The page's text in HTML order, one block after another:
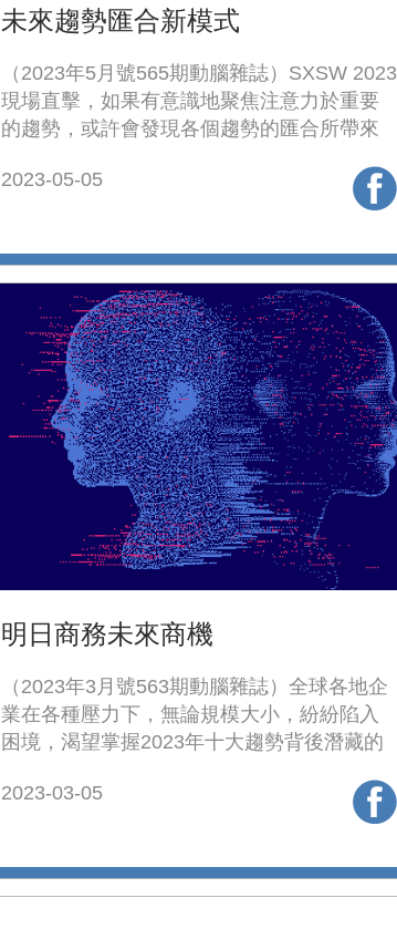
未來趨勢匯合新模式
（2023年5月號565期動腦雜誌）SXSW 2023
現場直擊，如果有意識地聚焦注意力於重要
的趨勢，或許會發現各個趨勢的匯合所帶來
2023-05-05
明日商務未來商機
（2023年3月號563期動腦雜誌）全球各地企
業在各種壓力下，無論規模大小，紛紛陷入
困境，渴望掌握2023年十大趨勢背後潛藏的
2023-03-05